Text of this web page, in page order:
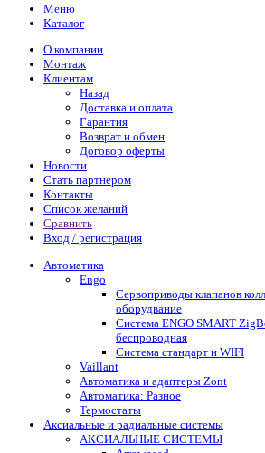
Меню
Каталог
О компании
Монтаж
Клиентам
Назад
Доставка и оплата
Гарантия
Возврат и обмен
Договор оферты
Новости
Стать партнером
Контакты
Список желаний
Сравнить
Вход / регистрация
Автоматика
Engo
Сервоприводы клапанов
оборудвание
Система ENGO SMART
беспроводная
Система стандарт и WIFI
Vaillant
Автоматика и адаптеры Zont
Автоматика: Разное
Термостаты
Аксиальные и радиальные системы
АКСИАЛЬНЫЕ СИСТЕМЫ